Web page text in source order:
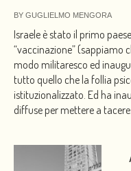
BY GUGLIELMO MENGORA
Israele è stato il primo
“vaccinazione” (sappiamo
modo militaresco ed
tutto quello che la follia
istituzionalizzato. Ed ha
diffuse per mettere a tacere...